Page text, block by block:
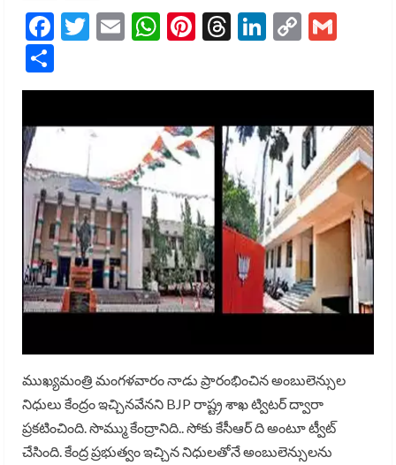
Facebook
Twitter
EmailWhatsApp
Pinterest
Threads
LinkedIn
Copy
ముఖ్యమంత్రి మంగళవారం నాడు ప్రారంభించిన అంబులెన్సుల
నిధులు కేంద్రం ఇచ్చినవేనని BJP రాష్ట్ర శాఖ ట్విటర్ ద్వారా
ప్రకటించింది. సొమ్ము కేంద్రానిది.. సోకు కేసీఆర్ ది అంటూ ట్వీట్
చేసింది. కేంద్ర ప్రభుత్వం ఇచ్చిన నిధులతోనే అంబులెన్సులను